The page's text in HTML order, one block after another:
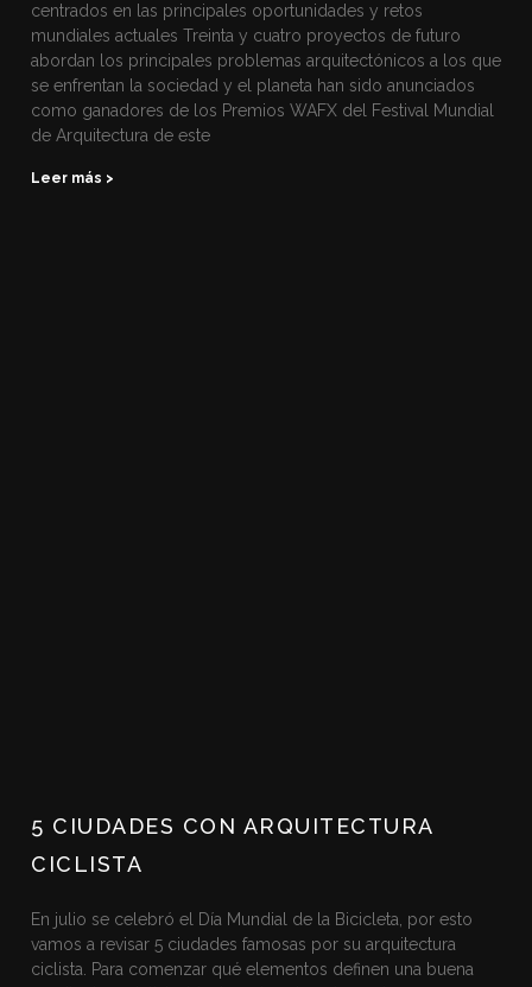
centrados en las principales oportunidades y retos
mundiales actuales Treinta y cuatro proyectos de futuro
abordan los principales problemas arquitectónicos a los que
se enfrentan la sociedad y el planeta han sido anunciados
como ganadores de los Premios WAFX del Festival Mundial
de Arquitectura de este
Leer más >
5 CIUDADES CON ARQUITECTURA
CICLISTA
En julio se celebró el Día Mundial de la Bicicleta, por esto
vamos a revisar 5 ciudades famosas por su arquitectura
ciclista. Para comenzar qué elementos definen una buena